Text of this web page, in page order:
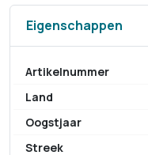
Eigenschappen
Artikelnummer
Land
Oogstjaar
Streek